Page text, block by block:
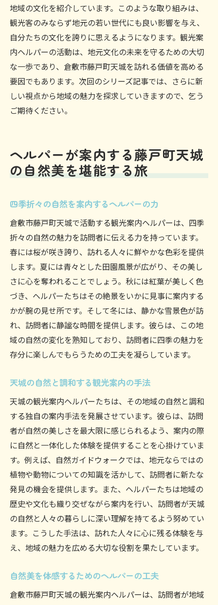
地域の文化を紹介しています。このような取り組みは、
観光客のみならず地元の若い世代にも良い影響を与え、
自分たちの文化を誇りに思えるようになります。観光案
内ヘルパーの活動は、地元文化の未来を守るための大切
な一歩であり、倉敷市藤戸町天城を訪れる価値を高める
要因でもあります。次回のシリーズ記事では、さらに新
しい視点から地域の魅力を探求していきますので、乞う
ご期待ください。
ヘルパーが案内する藤戸町天城
の自然美を堪能する旅
四季折々の自然を案内するヘルパーの力
倉敷市藤戸町天城で活動する観光案内ヘルパーは、四季
折々の自然の魅力を訪問者に伝える力を持っています。
春には桜が咲き誇り、訪れる人々に鮮やかな色彩を提供
します。夏には青々とした田園風景が広がり、その美し
さに心を奪われることでしょう。秋には紅葉が美しく色
づき、ヘルパーたちはその絶景をいかに見事に案内する
かが腕の見せ所です。そして冬には、静かな雪景色が訪
れ、訪問者に静謐な時間を提供します。彼らは、この地
域の自然の変化を熟知しており、訪問者に四季の魅力を
存分に楽しんでもらうための工夫を凝らしています。
天城の自然と調和する観光案内の手法
天城の観光案内ヘルパーたちは、その地域の自然と調和
する独自の案内手法を発展させています。彼らは、訪問
者が自然の美しさを最大限に感じられるよう、案内の際
に自然と一体化した体験を提供することを心掛けていま
す。例えば、自然ガイドウォークでは、地元ならではの
植物や動物についての知識を活かして、訪問者に新たな
発見の機会を提供します。また、ヘルパーたちは地域の
歴史や文化も織り交ぜながら案内を行い、訪問者が天城
の自然と人々の暮らしに深い理解を持てるよう努めてい
ます。こうした手法は、訪れた人々に心に残る体験を与
え、地域の魅力を広める大切な役割を果たしています。
自然美を体感するためのヘルパーの工夫
倉敷市藤戸町天城の観光案内ヘルパーは、訪問者が地域